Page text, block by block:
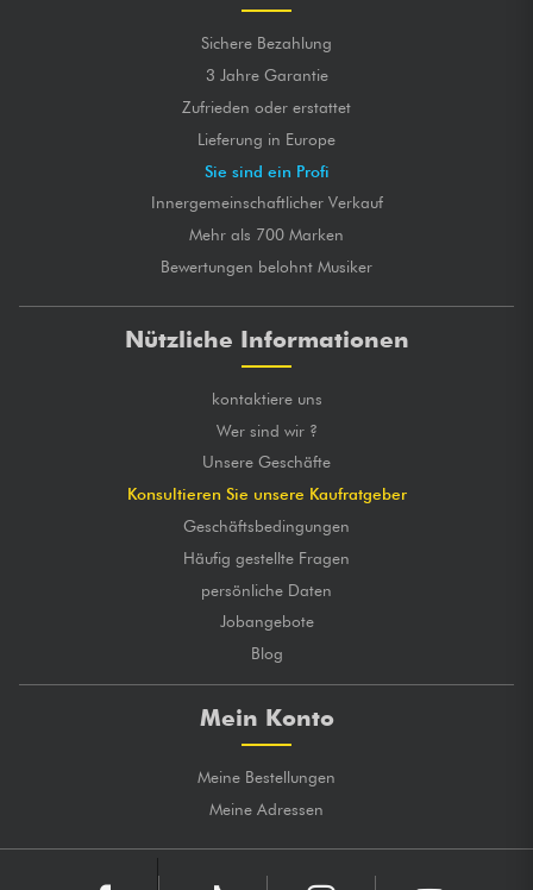
Sichere Bezahlung
3 Jahre Garantie
Zufrieden oder erstattet
Lieferung in Europe
Sie sind ein Profi
Innergemeinschaftlicher Verkauf
Mehr als 700 Marken
Bewertungen belohnt Musiker
Nützliche Informationen
kontaktiere uns
Wer sind wir ?
Unsere Geschäfte
Konsultieren Sie unsere Kaufratgeber
Geschäftsbedingungen
Häufig gestellte Fragen
persönliche Daten
Jobangebote
Blog
Mein Konto
Meine Bestellungen
Meine Adressen